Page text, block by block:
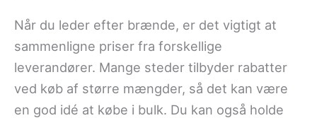
Når du leder efter brænde, er det vigtigt at
sammenligne priser fra forskellige
leverandører. Mange steder tilbyder rabatter
ved køb af større mængder, så det kan være
en god idé at købe i bulk. Du kan også holde